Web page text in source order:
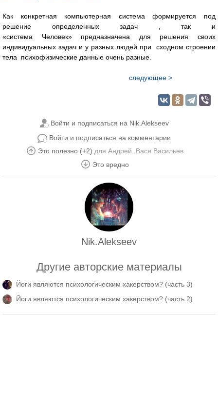
Как конкретная компьютерная система формируется под
решение определенных задач , так и
«система Человек» предназначена для решения своих
индивидуальных задач и у разных людей при сходном строении
тела психофизические данные очень разные.
следующее >
Войти и подписаться на Nik.Alekseev
Войти и подписаться на комментарии
Это полезно (+2) для Андрей
Вася Васильев
Это вредно
Nik.Alekseev
Другие авторские материалы
Йоги являются психологическим хакерством? (часть 3)
Йоги являются психологическим хакерством? (часть 2)